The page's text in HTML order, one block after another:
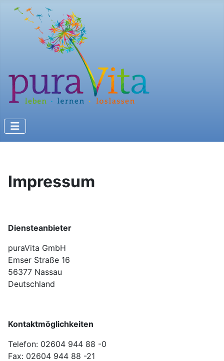
Impressum
Diensteanbieter
puraVita GmbH
Emser Straße 16
56377 Nassau
Deutschland
Kontaktmöglichkeiten
Telefon: 02604 944 88 -0
Fax: 02604 944 88 -21